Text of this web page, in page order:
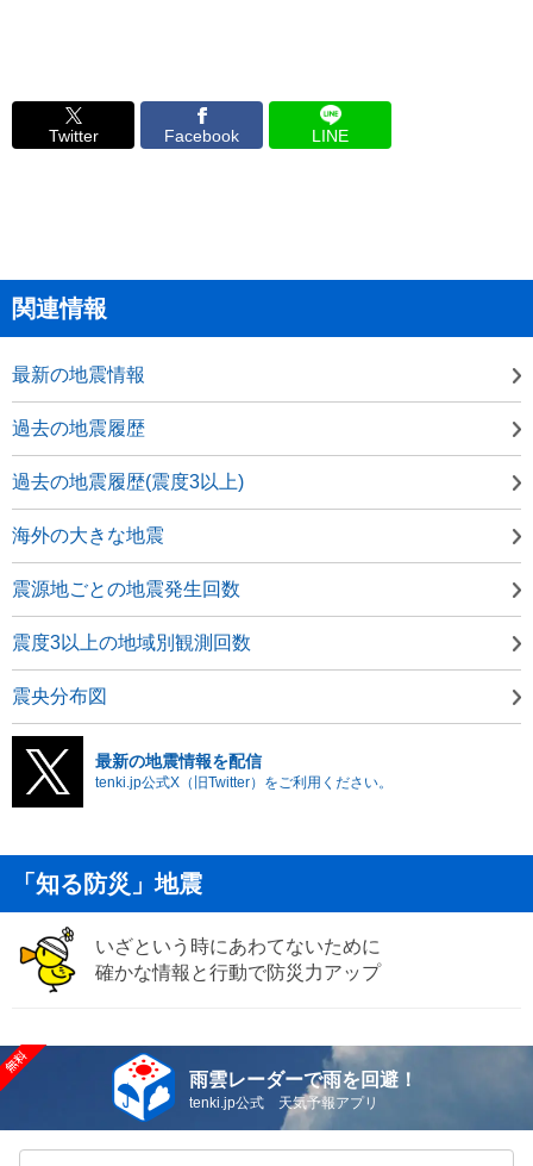
Twitter Facebook LINE
関連情報
最新の地震情報
過去の地震履歴
過去の地震履歴(震度3以上)
海外の大きな地震
震源地ごとの地震発生回数
震度3以上の地域別観測回数
震央分布図
最新の地震情報を配信
tenki.jp公式X（旧Twitter）をご利用ください。
「知る防災」地震
いざという時にあわてないために
確かな情報と行動で防災力アップ
雨雲レーダーで雨を回避！
tenki.jp公式 天気予報アプリ